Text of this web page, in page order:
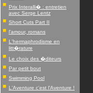
Prix Interalli� : entretien
avec Serge Lentz
Short Cuts Part II
l'amour, romans
L'hermaphrodisme en
litt�rature
Le choix des �diteurs
Par petit bout
Swimming Pool
L'Aventure c'est l'Aventure !